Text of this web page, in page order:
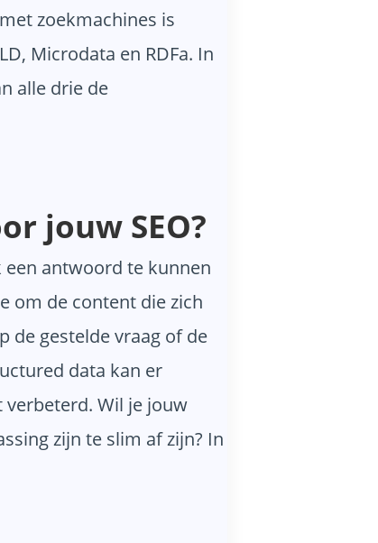
zoekmachines is
Microdata en RDFa. In
alle drie de
jouw SEO?
antwoord te kunnen
om de content die zich
de gestelde vraag of de
data kan er
Wil je jouw
zijn te slim af zijn? In